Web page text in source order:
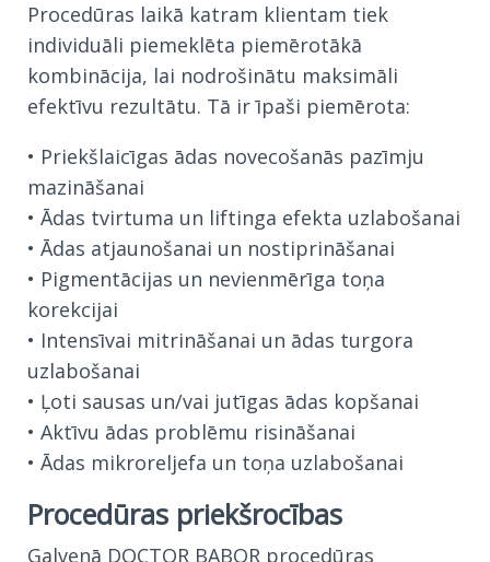
Procedūras laikā katram klientam tiek
individuāli piemeklēta piemērotākā
kombinācija, lai nodrošinātu maksimāli
efektīvu rezultātu. Tā ir īpaši piemērota:
• Priekšlaicīgas ādas novecošanās pazīmju
mazināšanai
• Ādas tvirtuma un liftinga efekta uzlabošanai
• Ādas atjaunošanai un nostiprināšanai
• Pigmentācijas un nevienmērīga toņa
korekcijai
• Intensīvai mitrināšanai un ādas turgora
uzlabošanai
• Ļoti sausas un/vai jutīgas ādas kopšanai
• Aktīvu ādas problēmu risināšanai
• Ādas mikroreljefa un toņa uzlabošanai
Procedūras priekšrocības
Galvenā DOCTOR BABOR procedūras